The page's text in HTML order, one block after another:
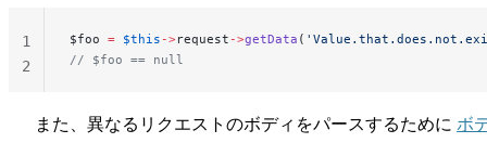
$foo = $this ->request ->getData (
// $foo == null
1
2
また、異なるリクエストのボディをパースするために ボ